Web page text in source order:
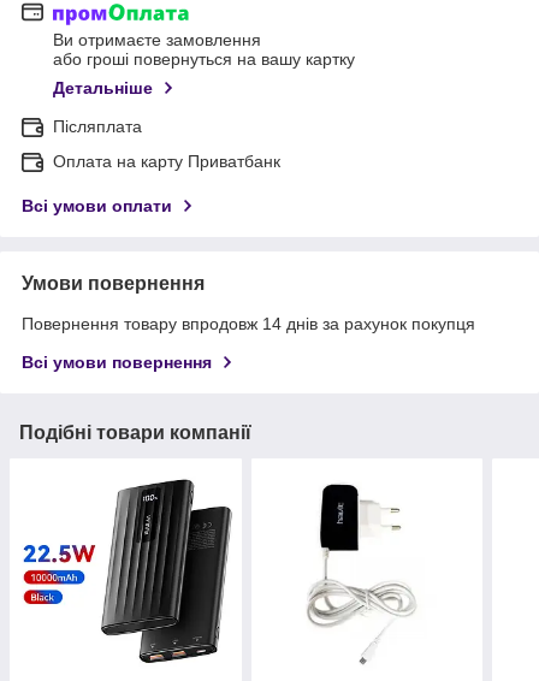
Ви отримаєте замовлення
або гроші повернуться на вашу картку
Детальніше
Післяплата
Оплата на карту Приватбанк
Всі умови оплати
Умови повернення
Повернення товару впродовж 14 днів за рахунок покупця
Всі умови повернення
Подібні товари компанії